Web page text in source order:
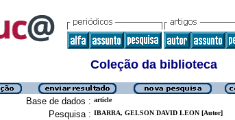
Coleção da biblioteca
Base de dados : article
Pesquisa : IBARRA, GELSON DAVID LEON [Autor]